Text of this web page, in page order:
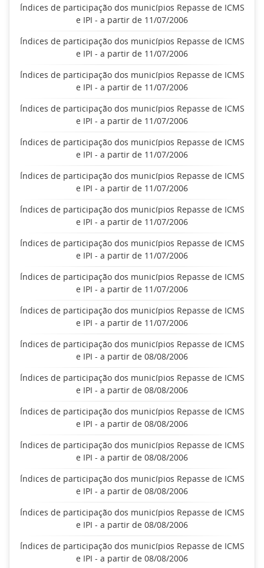
Índices de participação dos municípios Repasse de ICMS
e IPI - a partir de 11/07/2006
Índices de participação dos municípios Repasse de ICMS
e IPI - a partir de 11/07/2006
Índices de participação dos municípios Repasse de ICMS
e IPI - a partir de 11/07/2006
Índices de participação dos municípios Repasse de ICMS
e IPI - a partir de 11/07/2006
Índices de participação dos municípios Repasse de ICMS
e IPI - a partir de 11/07/2006
Índices de participação dos municípios Repasse de ICMS
e IPI - a partir de 11/07/2006
Índices de participação dos municípios Repasse de ICMS
e IPI - a partir de 11/07/2006
Índices de participação dos municípios Repasse de ICMS
e IPI - a partir de 11/07/2006
Índices de participação dos municípios Repasse de ICMS
e IPI - a partir de 11/07/2006
Índices de participação dos municípios Repasse de ICMS
e IPI - a partir de 11/07/2006
Índices de participação dos municípios Repasse de ICMS
e IPI - a partir de 08/08/2006
Índices de participação dos municípios Repasse de ICMS
e IPI - a partir de 08/08/2006
Índices de participação dos municípios Repasse de ICMS
e IPI - a partir de 08/08/2006
Índices de participação dos municípios Repasse de ICMS
e IPI - a partir de 08/08/2006
Índices de participação dos municípios Repasse de ICMS
e IPI - a partir de 08/08/2006
Índices de participação dos municípios Repasse de ICMS
e IPI - a partir de 08/08/2006
Índices de participação dos municípios Repasse de ICMS
e IPI - a partir de 08/08/2006